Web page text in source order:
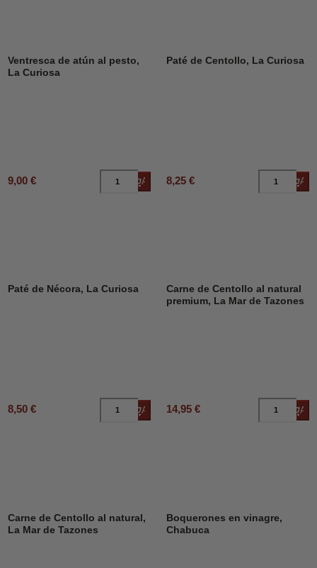
Ventresca de atún al pesto,
La Curiosa
9,00 € Añadir al carrito
Paté de Centollo, La Curiosa
8,25 €
Paté de Nécora, La Curiosa
8,50 € Añadir al carrito
Carne de Centollo al natural
premium, La Mar de Tazones
14,95 €
Carne de Centollo al natural,
La Mar de Tazones
Boquerones en vinagre,
Chabuca